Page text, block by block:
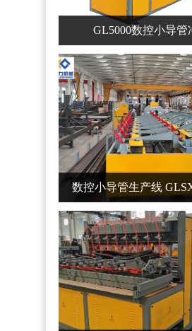
GL5000数控小导管
数控小导管生产线